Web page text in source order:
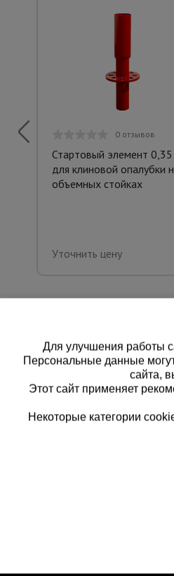
0 отзывов
Стартовый элемент
для клиновой опалубки
объемных стойках
Уточнить цену
Каталог
Для улучшения работы
Персональные данные
сайта,
Этот сайт применяет
Некоторые категории